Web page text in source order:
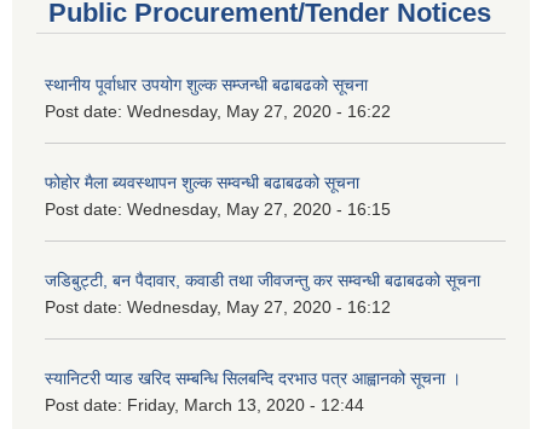
Public Procurement/Tender Notices
स्थानीय पूर्वाधार उपयोग शुल्क सम्जन्धी बढाबढको सूचना
Post date: Wednesday, May 27, 2020 - 16:22
फोहोर मैला ब्यवस्थापन शुल्क सम्वन्धी बढाबढको सूचना
Post date: Wednesday, May 27, 2020 - 16:15
जडिबुट्टी, बन पैदावार, कवाडी तथा जीवजन्तु कर सम्वन्धी बढाबढको सूचना
Post date: Wednesday, May 27, 2020 - 16:12
स्यानिटरी प्याड खरिद सम्बन्धि सिलबन्दि दरभाउ पत्र आह्वानको सूचना ।
Post date: Friday, March 13, 2020 - 12:44